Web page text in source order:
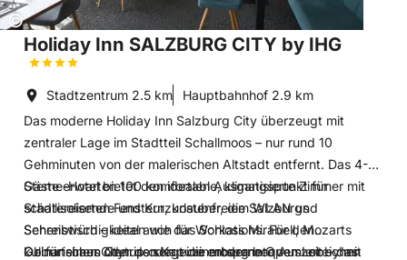
Copyright:
©
Holiday Inn SALZBURG CITY by IHG
Stadtzentrum 2.5 km Hauptbahnhof 2.9 km
Das moderne Holiday Inn Salzburg City überzeugt mit
zentraler Lage im Stadtteil Schallmoos – nur rund 10
Gehminuten von der malerischen Altstadt entfernt. Das 4-
Sterne-Hotel bietet den idealen Ausgangspunkt für
Städtereisende und Kurzurlauber, die Salzburgs
Sehenswürdigkeiten wie das Schloss Mirabell, Mozarts
Geburtshaus oder den Kapuzinerberg bequem erreichen
Gäste erwarten 100 komfortable, klimatisierte Zimmer mit
schallisolierten Fenstern, kostenfreiem WLAN und
Schreibtisch – ideal auch für Workations. Für den
kulinarischen Genuss sorgt die moderne Open Lobby mit
Ob für einen Citytrip oder eine entspannte Auszeit – das